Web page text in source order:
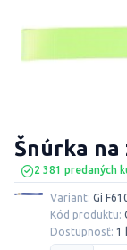
2 381 predaných
Šnúrka
Variant: Gi
Kód produktu:
Dostupnosť: 1